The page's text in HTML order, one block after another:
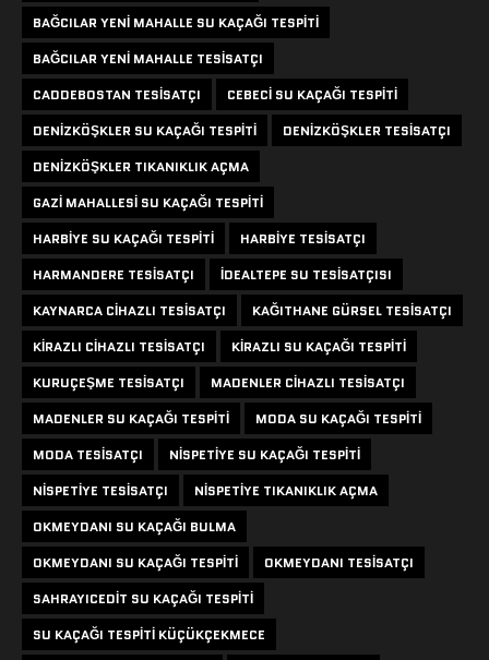
BAĞCILAR YENI MAHALLE SU KAÇAĞI TESPITI
BAĞCILAR YENI MAHALLE TESISATÇI
CADDEBOSTAN TESISATÇI
CEBECI SU KAÇAĞI TESPITI
DENIZKÖŞKLER SU KAÇAĞI TESPITI
DENIZKÖŞKLER TESISATÇI
DENIZKÖŞKLER TIKANIKLIK AÇMA
GAZI MAHALLESI SU KAÇAĞI TESPITI
HARBIYE SU KAÇAĞI TESPITI
HARBIYE TESISATÇI
HARMANDERE TESISATÇI
IDEALTEPE SU TESISATÇISI
KAYNARCA CIHAZLI TESISATÇI
KAĞITHANE GÜRSEL TESISATÇI
KIRAZLI CIHAZLI TESISATÇI
KIRAZLI SU KAÇAĞI TESPITI
KURUÇEŞME TESISATÇI
MADENLER CIHAZLI TESISATÇI
MADENLER SU KAÇAĞI TESPITI
MODA SU KAÇAĞI TESPITI
MODA TESISATÇI
NISPETIYE SU KAÇAĞI TESPITI
NISPETIYE TESISATÇI
NISPETIYE TIKANIKLIK AÇMA
OKMEYDANI SU KAÇAĞI BULMA
OKMEYDANI SU KAÇAĞI TESPITI
OKMEYDANI TESISATÇI
SAHRAYICEDIT SU KAÇAĞI TESPITI
SU KAÇAĞI TESPITI KÜÇÜKÇEKMECE